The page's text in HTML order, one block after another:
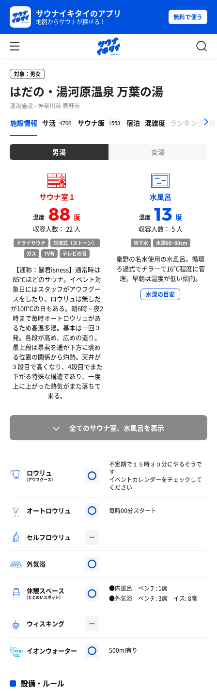
サウナイキタイのアプリ
地図からサウナが探せる！
無料で使う
対象：男女
はだの・湯河原温泉 万葉の湯
温浴施設 - 神奈川県 秦野市
施設情報 サ活 4702 サウナ飯 1553 宿泊 混雑度 ランキング (開
男湯 女湯
サウナ室 1
温度 88度
収容人数： 22 人
ドライサウナ
対流式（ストーン）
ガス
TV有 テレビの音
【通称：暴君isness】通常時は
85℃ほどのサウナ。イベント対
象日にはスタッフがアウフグー
スをしたり、ロウリュは無しだ
が100℃の日もある。朝6時～夜2
時まで毎時オートロウリュがあ
るため高温多湿。基本は一回３
発。各段が高め、広めの造り。
最上段は暴君を遥か下方に眺め
る位置の関係から灼熱。天井が
３段目で高くなり、4段目でまた
下がる特殊な構造であり、一度
上に上がった熱気がまた落ちて
来る。
水風呂
温度13度
収容人数： 5 人
地下水 水深60~80cm
秦野の名水使用の水風呂。循環
ろ過式でチラーで16℃程度に管
理。早朝は温度が低い傾向。
水深の目安
全てのサウナ室、水風呂を表示
ロウリュ
（アウフグース）
不定期で１５時３０分にやるそうで
す
イベントカレンダーをチェックして
ください
オートロウリュ 毎時00分スタート
セルフロウリュ
外気浴
休憩スペース
（ととのいスポット）
●内風呂 ベンチ: 1席
●外気浴 ベンチ: 3席 イス: 8席
ウィスキング
イオンウォーター 500ml有り
設備・ルール